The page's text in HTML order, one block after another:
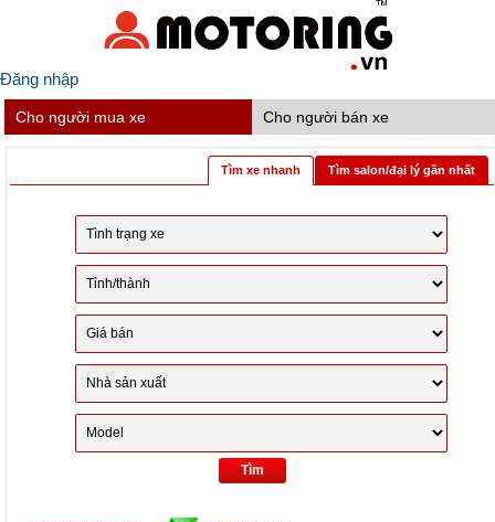
Đăng nhập
Cho người mua xe Cho người bán xe
Tìm salon/đại lý gần nhất
Tìm xe nhanh